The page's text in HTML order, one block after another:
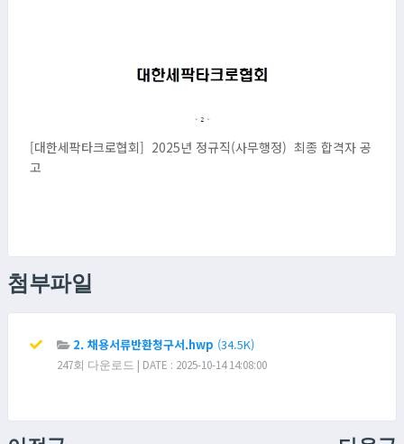
[대한세팍타크로협회] 2025년 정규직(사무행정) 최종 합격자 공
고
첨부파일
2. 채용서류반환청구서.hwp (34.5K)
247회 다운로드 | DATE : 2025-10-14 14:08:00